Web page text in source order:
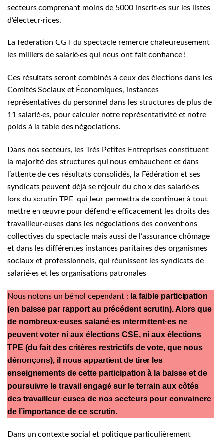
secteurs comprenant moins de 5000 inscrit·es sur les listes
d’électeur·rices.
La fédération CGT du spectacle remercie chaleureusement
les milliers de salarié·es qui nous ont fait confiance !
Ces résultats seront combinés à ceux des élections dans les
Comités Sociaux et Économiques, instances
représentatives du personnel dans les structures de plus de
11 salarié·es, pour calculer notre représentativité et notre
poids à la table des négociations.
Dans nos secteurs, les Très Petites Entreprises constituent
la majorité des structures qui nous embauchent et dans
l’attente de ces résultats consolidés, la Fédération et ses
syndicats peuvent déjà se réjouir du choix des salarié·es
lors du scrutin TPE, qui leur permettra de continuer à tout
mettre en œuvre pour défendre efficacement les droits des
travailleur·euses dans les négociations des conventions
collectives du spectacle mais aussi de l’assurance chômage
et dans les différentes instances paritaires des organismes
sociaux et professionnels, qui réunissent les syndicats de
salarié·es et les organisations patronales.
Nous notons un bémol cependant : la faible participation
(en baisse par rapport au précédent scrutin). Alors que
de nombreux·euses salarié·es intermittent·es ne
peuvent voter ni aux élections CSE, ni aux élections
TPE (du fait des critères restrictifs de vote, que nous
dénonçons), il nous appartient de tirer les
enseignements de cette participation à la baisse et de
poursuivre le travail engagé sur le terrain aux côtés
des travailleur·euses de nos secteurs pour convaincre
de l’importance de ce scrutin.
Dans un contexte social et politique particulièrement